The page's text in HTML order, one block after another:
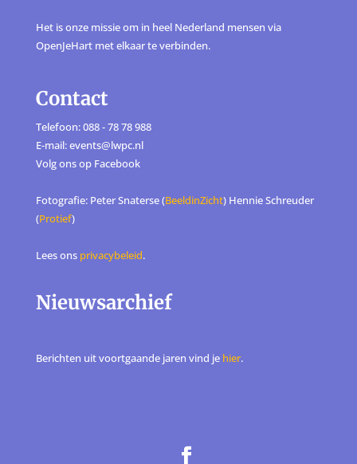
Het is onze missie om in heel Nederland mensen via
OpenJeHart met elkaar te verbinden.
Contact
Telefoon: 088 - 78 78 988
E-mail: events@lwpc.nl
Volg ons op Facebook
Fotografie: Peter Snaterse (BeeldinZicht) Hennie Schreuder
(Protief)
Lees ons privacybeleid.
Nieuwsarchief
Berichten uit voortgaande jaren vind je hier.